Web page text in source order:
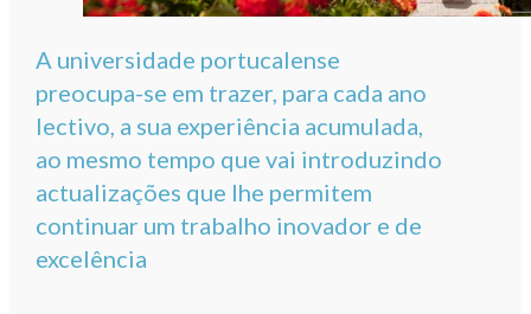
A universidade portucalense
preocupa-se em trazer, para cada ano
lectivo, a sua experiência acumulada,
ao mesmo tempo que vai introduzindo
actualizações que lhe permitem
continuar um trabalho inovador e de
excelência